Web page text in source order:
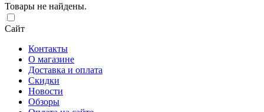
Товары не найдены.
Сайт
Контакты
О магазине
Доставка и оплата
Скидки
Новости
Обзоры